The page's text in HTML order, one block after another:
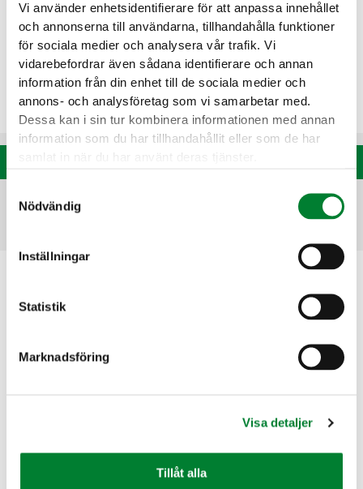
Vi använder enhetsidentifierare för att anpassa innehållet
och annonserna till användarna, tillhandahålla funktioner
för sociala medier och analysera vår trafik. Vi
vidarebefordrar även sådana identifierare och annan
information från din enhet till de sociala medier och
annons- och analysföretag som vi samarbetar med.
Dessa kan i sin tur kombinera informationen med annan
information som du har tillhandahållit eller som de har
samlat in när du har använt deras tjänster.
Nödvändig
Inställningar
Statistik
Marknadsföring
Visa detaljer
Tillåt alla
Sista delprojektet var att iordningställa
entréområdet till anläggningen. Där satte vi upp
strålkastarmaster, byggde glacismur, stabiliserade
marken för att anlägga p-platser och asfalterade
området.
« Alla nyheter
JE Eriksson Mark & Anläggningsteknik AB
Folkungagatan 108